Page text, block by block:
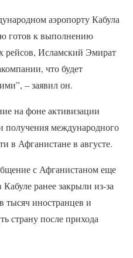
аэропорту Кабула
готов к выполнению
рейсов, Исламский Эмират
что будет
– заявил он.
на фоне активизации
международного
в Афганистане в августе.
с Афганистаном еще
ранее закрыли из-за
тысяч иностранцев и
страну после прихода